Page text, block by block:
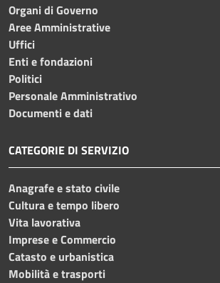
Organi di Governo
Aree Amministrative
Uffici
Enti e fondazioni
Politici
Personale Amministrativo
Documenti e dati
CATEGORIE DI SERVIZIO
Anagrafe e stato civile
Cultura e tempo libero
Vita lavorativa
Imprese e Commercio
Catasto e urbanistica
Mobilità e trasporti